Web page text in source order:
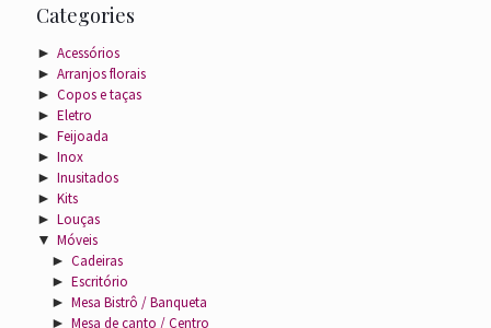
Categories
► Acessórios
► Arranjos florais
► Copos e taças
► Eletro
► Feijoada
► Inox
► Inusitados
► Kits
► Louças
▼ Móveis
► Cadeiras
► Escritório
► Mesa Bistrô / Banqueta
► Mesa de canto / Centro